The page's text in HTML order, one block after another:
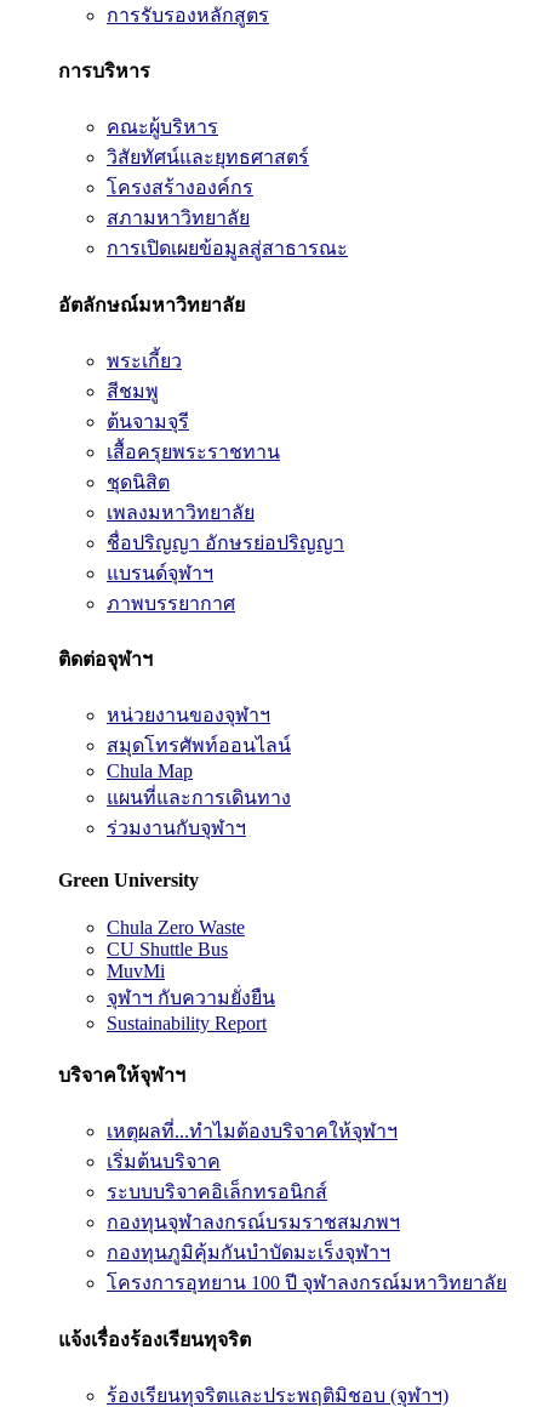
การรับรองหลักสูตร
การบริหาร
คณะผู้บริหาร
วิสัยทัศน์และยุทธศาสตร์
โครงสร้างองค์กร
สภามหาวิทยาลัย
การเปิดเผยข้อมูลสู่สาธารณะ
อัตลักษณ์มหาวิทยาลัย
พระเกี้ยว
สีชมพู
ต้นจามจุรี
เสื้อครุยพระราชทาน
ชุดนิสิต
เพลงมหาวิทยาลัย
ชื่อปริญญา อักษรย่อปริญญา
แบรนด์จุฬาฯ
ภาพบรรยากาศ
ติดต่อจุฬาฯ
หน่วยงานของจุฬาฯ
สมุดโทรศัพท์ออนไลน์
Chula Map
แผนที่และการเดินทาง
ร่วมงานกับจุฬาฯ
Green University
Chula Zero Waste
CU Shuttle Bus
MuvMi
จุฬาฯ กับความยั่งยืน
Sustainability Report
บริจาคให้จุฬาฯ
เหตุผลที่...ทำไมต้องบริจาคให้จุฬาฯ
เริ่มต้นบริจาค
ระบบบริจาคอิเล็กทรอนิกส์
กองทุนจุฬาลงกรณ์บรมราชสมภพฯ
กองทุนภูมิคุ้มกันบำบัดมะเร็งจุฬาฯ
โครงการอุทยาน 100 ปี จุฬาลงกรณ์มหาวิทยาลัย
แจ้งเรื่องร้องเรียนทุจริต
ร้องเรียนทุจริตและประพฤติมิชอบ (จุฬาฯ)